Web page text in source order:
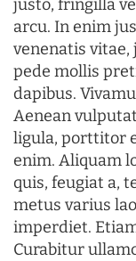
justo, fringilla
arcu. In enim
venenatis
pede mollis
dapibus.
Aenean
ligula, porttitor
enim. Aliquam
quis, feugiat a,
metus varius
imperdiet.
Curabitur